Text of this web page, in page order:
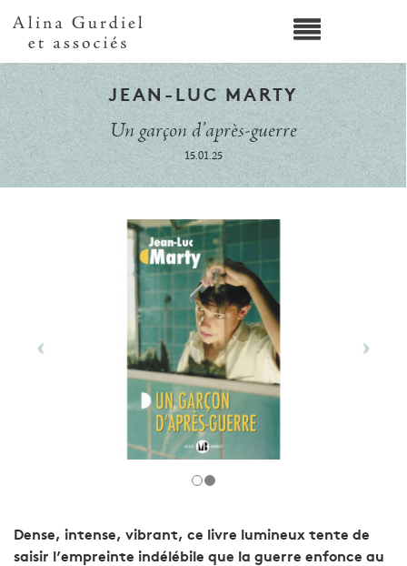
JEAN-LUC MARTY
Un garçon d’après-guerre
15.01.25
Dense, intense, vibrant, ce livre lumineux tente de
saisir l’empreinte indélébile que la guerre enfonce au